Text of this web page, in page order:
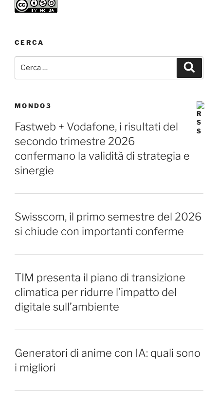
CERCA
MONDO3
Fastweb + Vodafone, i risultati del
secondo trimestre 2026
confermano la validità di strategia e
sinergie
Swisscom, il primo semestre del 2026
si chiude con importanti conferme
TIM presenta il piano di transizione
climatica per ridurre l’impatto del
digitale sull’ambiente
Generatori di anime con IA: quali sono
i migliori